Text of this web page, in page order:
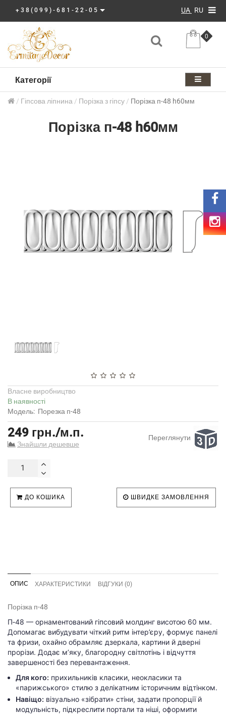
+38(099)-681-22-05 UA RU
0
Категорії
Гіпсова ліпнина Порізка з гіпсу Порізка п-48 h60мм
Порізка п-48 h60мм
Власне виробництво
В наявності
Модель: Порезка п-48
249 грн./м.п.
Знайшли дешевше
Переглянути
ДО КОШИКА ШВИДКЕ ЗАМОВЛЕННЯ
ОПИС ХАРАКТЕРИСТИКИ ВІДГУКИ (0)
Порізка п-48
П‑48 — орнаментований гіпсовий молдинг висотою 60 мм.
Допомагає вибудувати чіткий ритм інтер’єру, формує панелі
та фризи, охайно обрамляє дзеркала, картини й дверні
прорізи. Додає м’яку, благородну світлотінь і відчуття
завершеності без перевантаження.
Для кого: прихильників класики, неокласики та
«парижського» стилю з делікатним історичним відтінком.
Навіщо: візуально «зібрати» стіни, задати пропорції й
модульність, підкреслити портали та ніші, оформити